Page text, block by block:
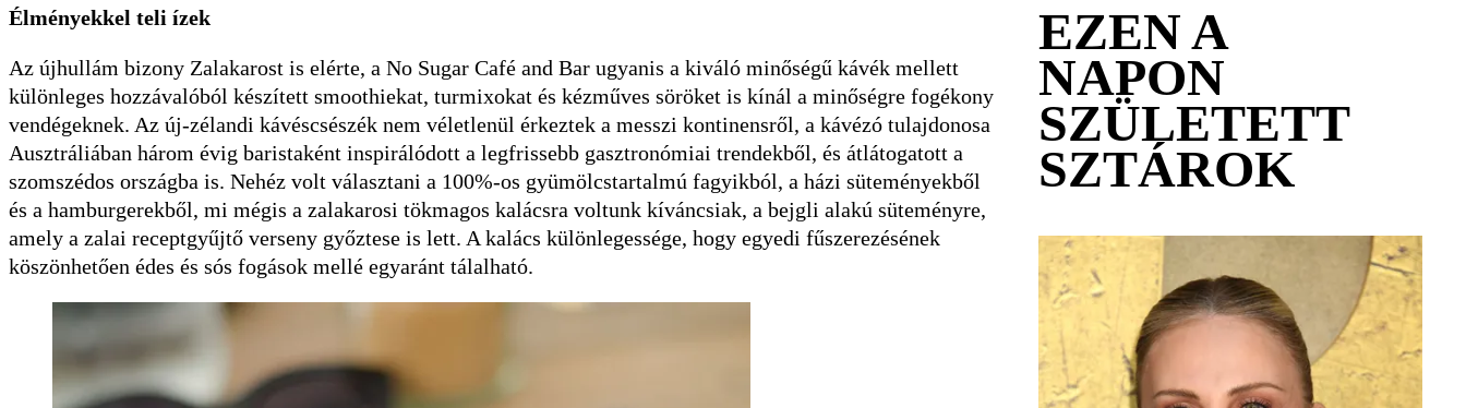
Élményekkel teli ízek
Az újhullám bizony Zalakarost is elérte, a No Sugar Café and Bar ugyanis a kiváló minőségű kávék mellett
különleges hozzávalóból készített smoothiekat, turmixokat és kézműves söröket is kínál a minőségre fogékony
vendégeknek. Az új-zélandi kávéscsészék nem véletlenül érkeztek a messzi kontinensről, a kávézó tulajdonosa
Ausztráliában három évig baristaként inspirálódott a legfrissebb gasztronómiai trendekből, és átlátogatott a
szomszédos országba is. Nehéz volt választani a 100%-os gyümölcstartalmú fagyikból, a házi süteményekből
és a hamburgerekből, mi mégis a zalakarosi tökmagos kalácsra voltunk kíváncsiak, a bejgli alakú süteményre,
amely a zalai receptgyűjtő verseny győztese is lett. A kalács különlegessége, hogy egyedi fűszerezésének
köszönhetően édes és sós fogások mellé egyaránt tálalható.
EZEN A
NAPON
SZÜLETETT
SZTÁROK